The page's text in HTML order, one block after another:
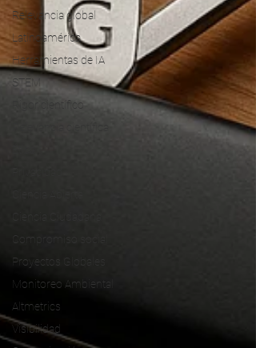
Relevancia global
Latinoamérica
Herramientas de IA
STEM
Rigor científico
Compromiso social
Proyectos Globales
Monitoreo Ambiental
Altmetrics
Visibilidad